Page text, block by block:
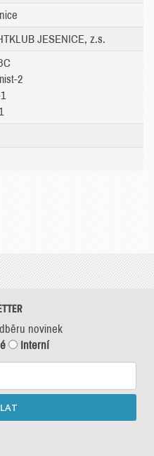
JESENICE, z.s.
2
novinek
Interní